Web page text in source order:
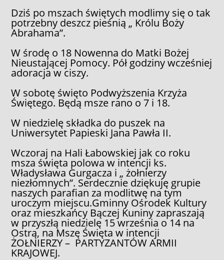
Dziś po mszach świętych modlimy się o tak
potrzebny deszcz pieśnią „ Królu Boży
Abrahama”.
W środę o 18 Nowenna do Matki Bożej
Nieustającej Pomocy. Pół godziny wcześniej
adoracja w ciszy.
W sobotę święto Podwyższenia Krzyża
Świętego. Będą msze rano o 7 i 18.
W niedzielę składka do puszek na
Uniwersytet Papieski Jana Pawła II.
Wczoraj na Hali Łabowskiej jak co roku
msza święta polowa w intencji ks.
Władysława Gurgacza i „ żołnierzy
niezłomnych”. Serdecznie dziękuję grupie
naszych parafian za modlitwę na tym
uroczym miejscu.Gminny Ośrodek Kultury
oraz mieszkańcy Bączej Kuniny zapraszają
w przyszłą niedzielę 15 września o 14 na
Ostrą, na Mszę Święta w intencji
ŻOŁNIERZY – PARTYZANTÓW ARMII
KRAJOWEJ.